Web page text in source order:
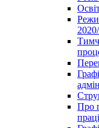
Про